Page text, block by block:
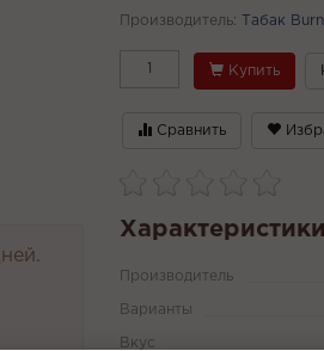
Производитель: Табак Burn
Купить
Сравнить
Характеристики
Производитель
Варианты
Вкус